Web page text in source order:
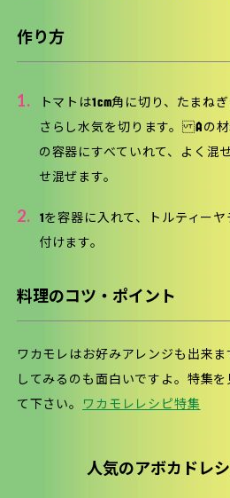
作り方
1.
トマトは1cm角に切り、たまね
さらし水気を切ります。 Aの
の容器にすべていれて、よく混
せ混ぜます。
2.
1を容器に入れて、トルティー
付けます。
料理のコツ・ポイント
ワカモレはお好みアレンジも出来
してみるのも面白いですよ。特集
て下さい。
ワカモレレシピ特集
人気のアボカドレ